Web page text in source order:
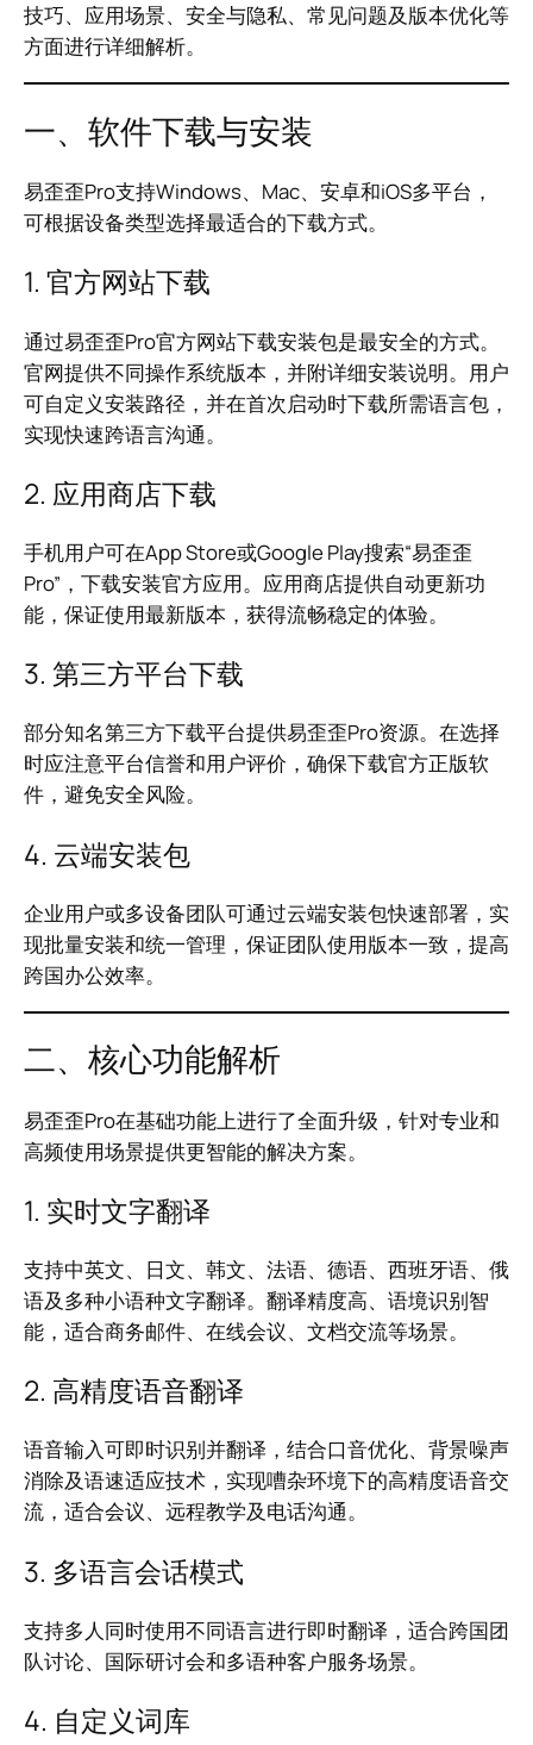
技巧、应用场景、安全与隐私、常见问题及版本优化等
方面进行详细解析。
一、软件下载与安装
易歪歪Pro支持Windows、Mac、安卓和iOS多平台，
可根据设备类型选择最适合的下载方式。
1. 官方网站下载
通过易歪歪Pro官方网站下载安装包是最安全的方式。
官网提供不同操作系统版本，并附详细安装说明。用户
可自定义安装路径，并在首次启动时下载所需语言包，
实现快速跨语言沟通。
2. 应用商店下载
手机用户可在App Store或Google Play搜索“易歪歪
Pro”，下载安装官方应用。应用商店提供自动更新功
能，保证使用最新版本，获得流畅稳定的体验。
3. 第三方平台下载
部分知名第三方下载平台提供易歪歪Pro资源。在选择
时应注意平台信誉和用户评价，确保下载官方正版软
件，避免安全风险。
4. 云端安装包
企业用户或多设备团队可通过云端安装包快速部署，实
现批量安装和统一管理，保证团队使用版本一致，提高
跨国办公效率。
二、核心功能解析
易歪歪Pro在基础功能上进行了全面升级，针对专业和
高频使用场景提供更智能的解决方案。
1. 实时文字翻译
支持中英文、日文、韩文、法语、德语、西班牙语、俄
语及多种小语种文字翻译。翻译精度高、语境识别智
能，适合商务邮件、在线会议、文档交流等场景。
2. 高精度语音翻译
语音输入可即时识别并翻译，结合口音优化、背景噪声
消除及语速适应技术，实现嘈杂环境下的高精度语音交
流，适合会议、远程教学及电话沟通。
3. 多语言会话模式
支持多人同时使用不同语言进行即时翻译，适合跨国团
队讨论、国际研讨会和多语种客户服务场景。
4. 自定义词库